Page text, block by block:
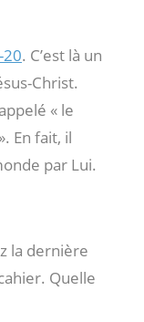
20. C’est là un
Christ.
« le
En fait, il
par Lui.
la dernière
Quelle